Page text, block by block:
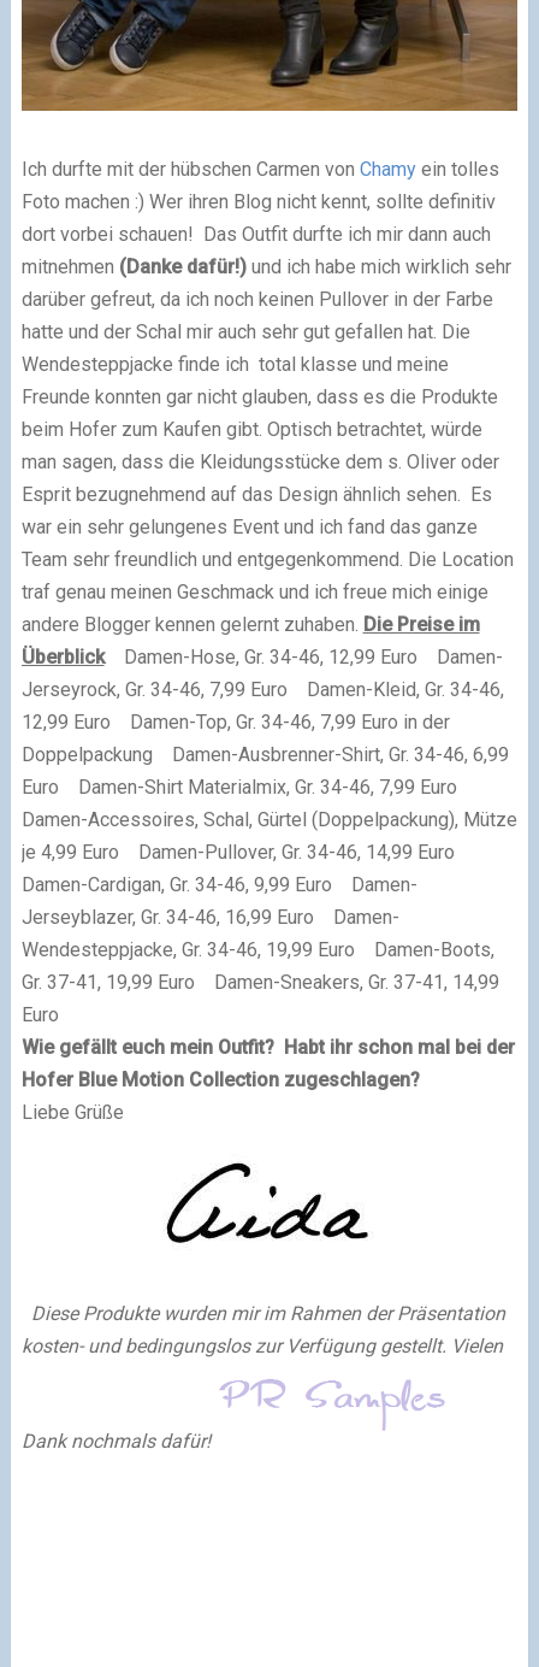
Ich durfte mit der hübschen Carmen von Chamy ein tolles
Foto machen :) Wer ihren Blog nicht kennt, sollte definitiv
dort vorbei schauen!
Das Outfit durfte ich mir dann auch
mitnehmen (Danke dafür!)und ich habe mich wirklich sehr
darüber gefreut, da ich noch keinen Pullover in der Farbe
hatte und der Schal mir auch sehr gut gefallen hat. Die
Wendesteppjacke finde ich total klasse und meine
Freunde konnten gar nicht glauben, dass es die Produkte
beim Hofer zum Kaufen gibt. Optisch betrachtet, würde
man sagen, dass die Kleidungsstücke dem s. Oliver oder
Esprit bezugnehmend auf das Design ähnlich sehen.
Es
war ein sehr gelungenes Event und ich fand das ganze
Team sehr freundlich und entgegenkommend. Die Location
traf genau meinen Geschmack und ich freue mich einige
andere Blogger kennen gelernt zuhaben. Die Preise im
Überblick
Damen-Hose, Gr. 34-46, 12,99 Euro
Damen-
Jerseyrock, Gr. 34-46, 7,99 Euro
Damen-Kleid, Gr. 34-46,
12,99 Euro
Damen-Top, Gr. 34-46, 7,99 Euro in der
Doppelpackung
Damen-Ausbrenner-Shirt, Gr. 34-46, 6,99
Euro
Damen-Shirt Materialmix, Gr. 34-46, 7,99 Euro
Damen-Accessoires, Schal, Gürtel (Doppelpackung), Mütze
je 4,99 Euro
Damen-Pullover, Gr. 34-46, 14,99 Euro
Damen-Cardigan, Gr. 34-46, 9,99 Euro
Damen-
Jerseyblazer, Gr. 34-46, 16,99 Euro
Damen-
Wendesteppjacke, Gr. 34-46, 19,99 Euro
Damen-Boots,
Gr. 37-41, 19,99 Euro
Damen-Sneakers, Gr. 37-41, 14,99
Euro
Wie gefällt euch mein Outfit? Habt ihr schon mal bei der
Hofer Blue Motion Collection zugeschlagen?
Liebe Grüße
Diese Produkte wurden mir im Rahmen der Präsentation
kosten- und bedingungslos zur Verfügung gestellt. Vielen
Dank nochmals dafür!